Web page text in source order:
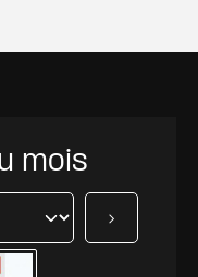
mois
Suivant